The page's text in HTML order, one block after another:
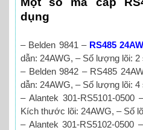
dụng
– Belden 9841 – RS485
dẫn: 24AWG, – Số lượng lõi:
– Belden 9842 – RS485
dẫn: 24AWG, – Số lượng lõi:
– Alantek 301-RS5101-0500
Kích thước lõi: 24AWG, – Số
– Alantek 301-RS5102-0500 –